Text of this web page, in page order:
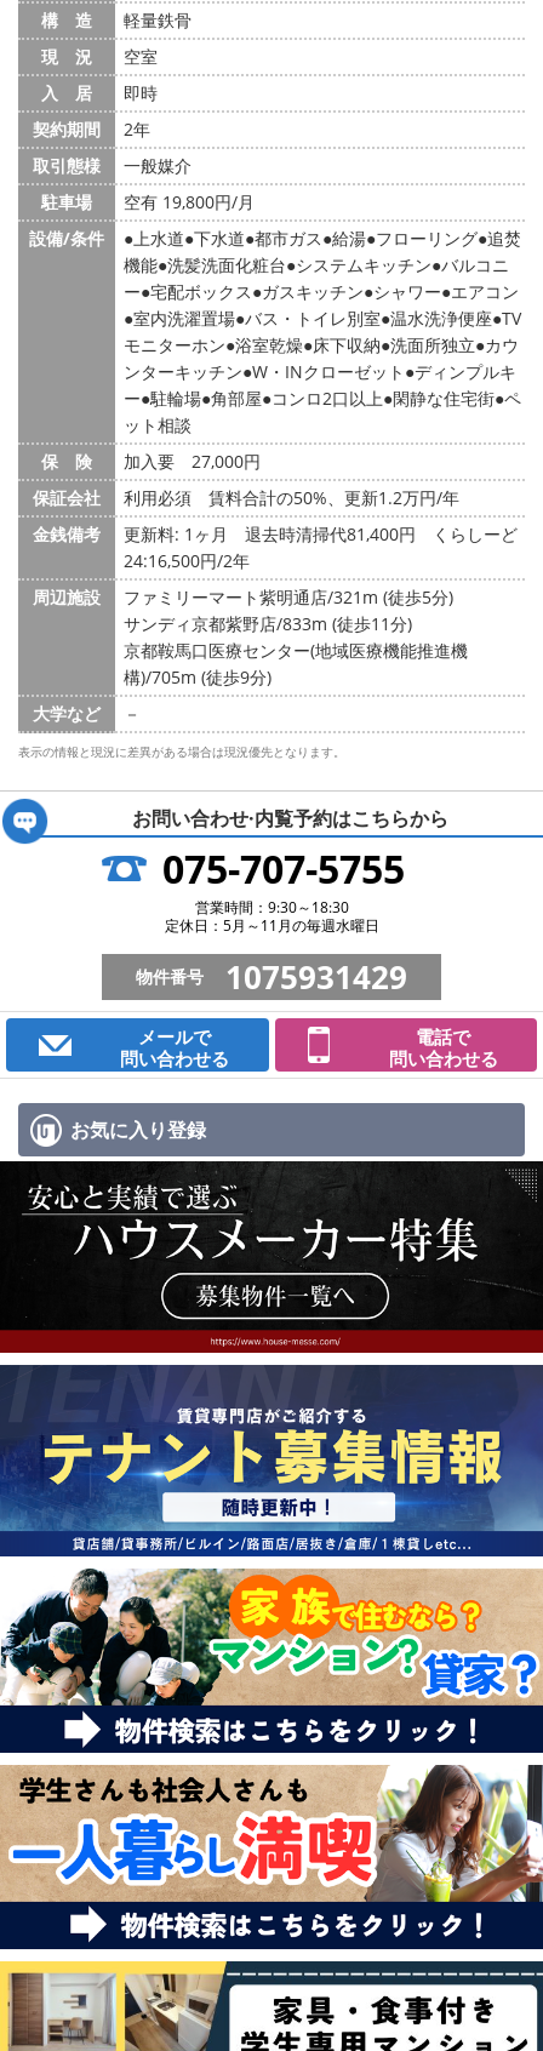
構 造
軽量鉄骨
現 況
空室
入 居
即時
契約期間
2年
取引態様
一般媒介
駐車場
空有 19,800円/月
設備/条件
上水道 下水道 都市ガス 給湯 フローリング 追焚
機能 洗髪洗面化粧台 システムキッチン バルコニ
ー 宅配ボックス ガスキッチン シャワー エアコン
室内洗濯置場 バス・トイレ別室 温水洗浄便座 TV
モニターホン 浴室乾燥 床下収納 洗面所独立 カウ
ンターキッチン W・INクローゼット ディンプルキ
ー 駐輪場 角部屋 コンロ2口以上 閑静な住宅街 ペ
ット相談
保 険
加入要 27,000円
保証会社
利用必須 賃料合計の50%、更新1.2万円/年
金銭備考
更新料: 1ヶ月
退去時清掃代81,400円 くらしーど
24:16,500円/2年
周辺施設
ファミリーマート紫明通店/321m (徒歩5分)
サンディ京都紫野店/833m (徒歩11分)
京都鞍馬口医療センター(地域医療機能推進機
構)/705m (徒歩9分)
大学など
－
表示の情報と現況に差異がある場合は現況優先となります。
お問い合わせ·内覧予約はこちらから
075-707-5755
営業時間：9:30～18:30
定休日：5月～11月の毎週水曜日
物件番号 1075931429
メールで
問い合わせる
電話で
問い合わせる
お気に入り登録